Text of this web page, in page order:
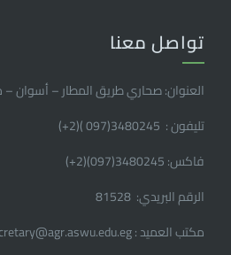
تواصل معنا
العنوان: صحاري طريق المطار – أسوان
تليفون : 3480245(097 )(2
+
)
فاكس: 3480245(097)(2
+
)
الرقم البريدي: 81528
مكتب العميد : dean.secretary@agr.aswu.edu.eg